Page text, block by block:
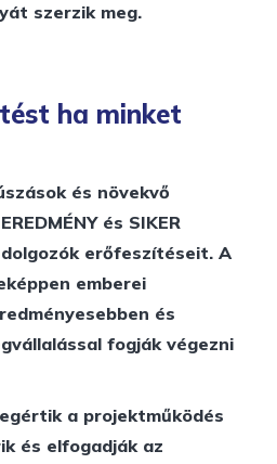
szerzik meg.
ha minket
és növekvő
és SIKER
erőfeszítéseit. A
emberei
és
fogják végezni
a projektműködés
és elfogadják az